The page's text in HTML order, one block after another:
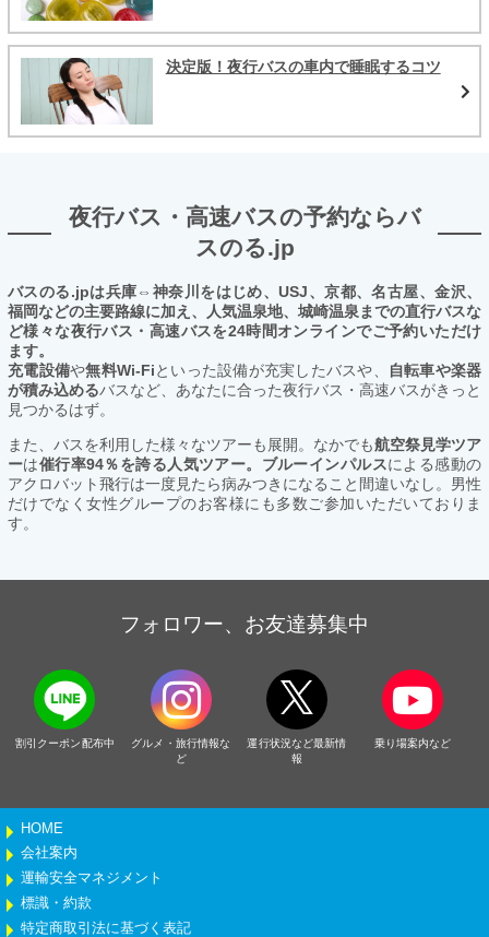
決定版！夜行バスの車内で睡眠するコツ
夜行バス・高速バスの予約ならバ
スのる.jp
バスのる.jpは兵庫⇔神奈川をはじめ、USJ、京都、名古屋、金沢、
福岡などの主要路線に加え、人気温泉地、城崎温泉までの直行バスな
ど様々な夜行バス・高速バスを24時間オンラインでご予約いただけ
ます。
充電設備や無料Wi-Fiといった設備が充実したバスや、
自転車や楽器
が積み込めるバスなど、あなたに合った夜行バス・高速バスがきっと
見つかるはず。
また、バスを利用した様々なツアーも展開。なかでも航空祭見学ツア
ーは催行率94％を誇る人気ツアー。ブルーインパルスによる感動の
アクロバット飛行は一度見たら病みつきになること間違いなし。男性
だけでなく女性グループのお客様にも多数ご参加いただいておりま
す。
フォロワー、お友達募集中
割引クーポン配布中
グルメ・旅行情報な
ど
運行状況など最新情
報
乗り場案内など
HOME
会社案内
運輸安全マネジメント
標識・約款
特定商取引法に基づく表記